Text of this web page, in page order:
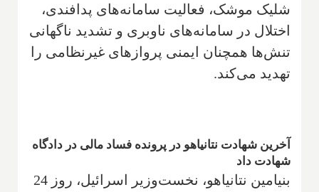
شلیک موشک، فعالیت سامانه‌های پدافندی،
اختلال در سامانه‌های ناوبری و تشدید ناگهانی
تنش‌ها همچنان ایمنی پروازهای غیرنظامی را
تهدید می‌کند.
آخرین شهادت نتانیاهو در پرونده فساد مالی در دادگاه
شهادت داد
بنیامین نتانیاهو، نخست‌وزیر اسرائیل، روز 24